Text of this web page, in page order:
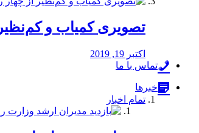
️تصویری کمیاب و کم‌نظیر از
اکتبر 19, 2019
تماس با ما
خبرها
تمام اخبار